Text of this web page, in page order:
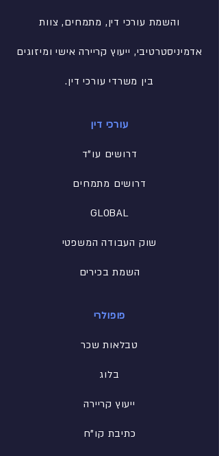
והשמת עורכי דין, מתמחים, צוות
אדמיניסטרטיבי, ייעוץ קריירה אישי ומיזוגים
בין משרדי עורכי דין.
עורכי דין
דרושים עו"ד
דרושים מתמחים
GLOBAL
שוק העבודה המשפטי
השמת בכירים
פופולרי
טבלאות שכר
בלוג
ייעוץ קריירה
כתיבת קו"ח